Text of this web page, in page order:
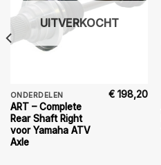
UITVERKOCHT
ONDERDELEN
ART – Complete
Rear Shaft Right
voor Yamaha ATV
Axle
€ 198,20